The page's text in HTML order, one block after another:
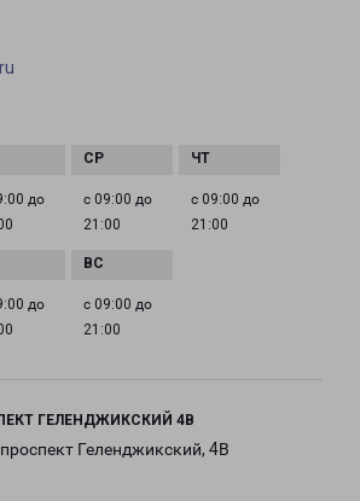
до
с 09:00 до
21:00
с 09:00 до
21:00
до
с 09:00 до
21:00
ГЕЛЕНДЖИКСКИЙ 4В
Геленджикский, 4В